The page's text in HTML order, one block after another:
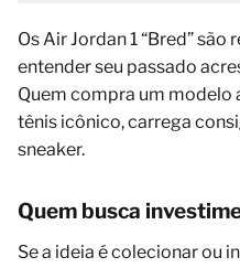
Os Air Jordan 1 “Bred” são
entender seu passado
Quem compra um modelo
tênis icônico, carrega
sneaker.
Quem busca
Se a ideia é colecionar ou